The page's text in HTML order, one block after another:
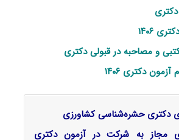
۱۴۰۶
و مصاحبه در قبولی دکتری
دکتری ۱۴۰۶
دکتریحشره‌شناسی کشاورزی
مجاز به شرکت در آزمون دکتری